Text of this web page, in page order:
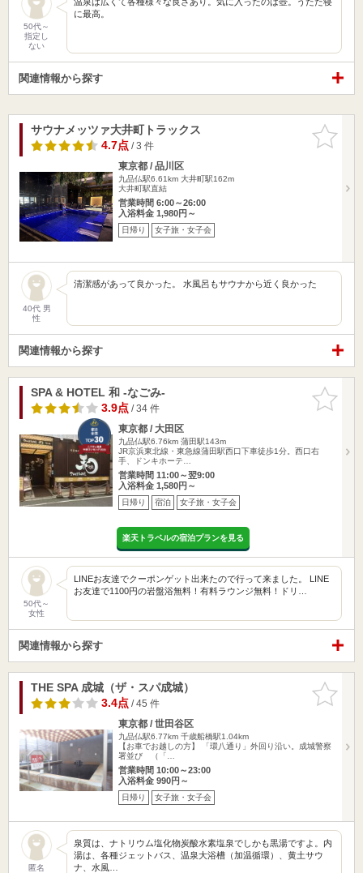
50代～
指定し
ない
に最高。
関連情報から探す
お気に入
りに追加
サウナメッツァ大井町トラックス
4.7点/ 3 件
東京都 / 品川区
九品仏駅6.61km 大井町駅162m
大井町駅直結
営業時間 6:00～26:00
入浴料金 1,980円～
日帰り 女子旅・女子会
40代 男
性
清潔感があって良かった。 水風呂もサウナから近く良かった
関連情報から探す
お気に入
りに追加
SPA & HOTEL 和 -なごみ-
3.9点/ 34 件
東京都 / 大田区
九品仏駅6.76km 蒲田駅143m
JR京浜東北線・東急線蒲田駅西口下車徒歩1分。西口右
手、ドンキホーテ…
営業時間 11:00～翌9:00
入浴料金 1,580円～
日帰り 宿泊 女子旅・女子会
楽天トラベルの宿泊プランを見る
50代～
女性
LINEお友達でクーポンゲット出来たので行って来ました。 LINE
お友達で1100円の岩盤浴無料！有料ラウンジ無料！ドリ…
関連情報から探す
お気に入
りに追加
THE SPA 成城（ザ・スパ成城）
3.4点/ 45 件
東京都 / 世田谷区
九品仏駅6.77km 千歳船橋駅1.04km
【お車でお越しの方】 「環八通り」外回り沿い。成城警察
署並び （「…
営業時間 10:00～23:00
入浴料金 990円～
日帰り 女子旅・女子会
匿名
泉質は、ナトリウム塩化物炭酸水素塩泉でしかも黒湯ですよ。内
湯は、各種ジェットバス、温泉大浴槽（加温循環）、黄土サウ
ナ、水風…